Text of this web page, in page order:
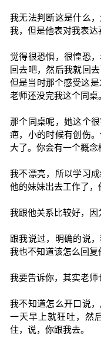
我无法判断这是什么
我，但是他表对我表达
觉得很恐惧，很惶恐
回去吧，然后我就回
但是当时那个感受这
老师还没完我这个同桌
那个同桌呢，她这个
疤，小的时候有创伤
大了。你会有一个概念
我不漂亮，所以学习
他的妹妹出去工作了，
我跟他关系比较好，因
跟我说过，明确的说
我也不知道该怎么回复
我要告诉你，其实老师
我不知道怎么开口说
一天早上就狂吐，然
住，说，你跟我去。